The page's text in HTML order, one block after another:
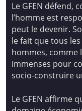
Le GFEN défend,
l’homme est
peut le devenir.
le fait que tous
hommes, comme
immenses pour
socio-construire
Le GFEN affirme